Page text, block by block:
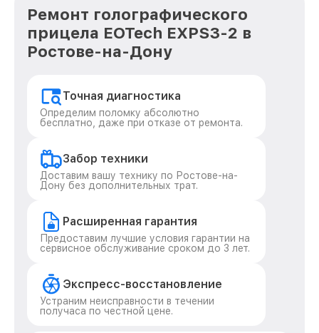
Ремонт голографического
прицела EOTech EXPS3-2 в
Ростове-на-Дону
Точная диагностика
Определим поломку абсолютно
бесплатно, даже при отказе от ремонта.
Забор техники
Доставим вашу технику по Ростове-на-
Дону без дополнительных трат.
Расширенная гарантия
Предоставим лучшие условия гарантии на
сервисное обслуживание сроком до 3 лет.
Экспресс-восстановление
Устраним неисправности в течении
получаса по честной цене.